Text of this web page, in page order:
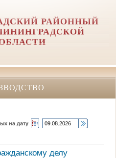
РАЙОННЫЙ
на дату
делу